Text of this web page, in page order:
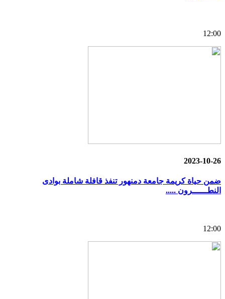
12:00
2023-10-26
ضمن حياة كريمة جامعة دمنهور تنفذ قافلة شاملة بوادى
النطــــــرون .....
12:00